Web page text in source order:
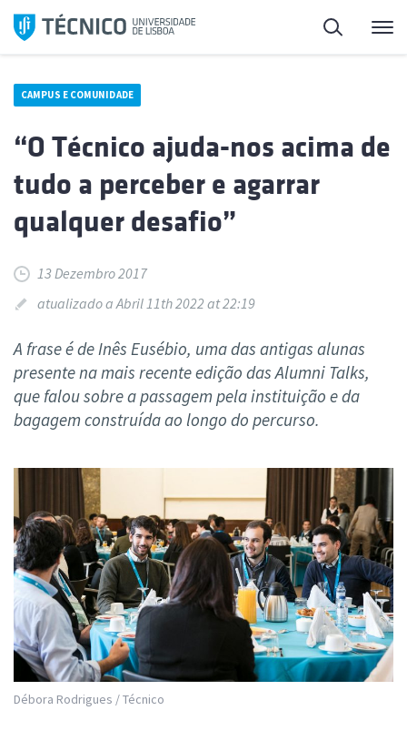
Saltar
para
Pesquisa
CAMPUS E COMUNIDADE
“O Técnico ajuda-nos acima de
tudo a perceber e agarrar
qualquer desafio”
13 Dezembro 2017
atualizado a Abril 11th 2022 at 22:19
A frase é de Inês Eusébio, uma das antigas alunas
presente na mais recente edição das Alumni Talks,
que falou sobre a passagem pela instituição e da
bagagem construída ao longo do percurso.
Débora Rodrigues / Técnico